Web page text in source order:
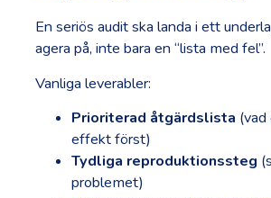
En seriös audit ska landa i ett
agera på, inte bara en “lista med fel”.
Vanliga leverabler:
Prioriterad åtgärdslista
effekt först)
Tydliga reproduktionssteg
problemet)